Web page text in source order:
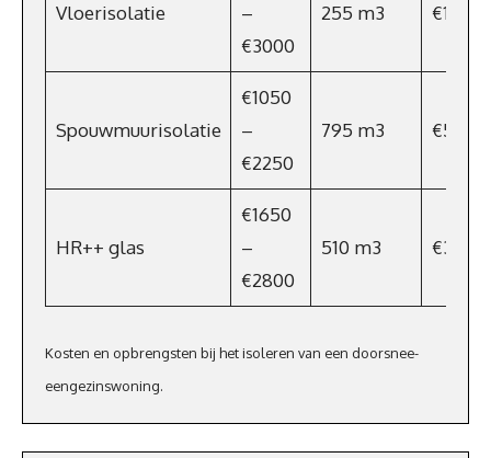
Vloerisolatie
–
€3000
255 m3 €179
Spouwmuurisolatie
€1050
–
€2250
795 m3 €557
HR++ glas
€1650
–
€2800
510 m3 €357
Kosten en opbrengsten bij het isoleren van een doorsnee-
eengezinswoning.